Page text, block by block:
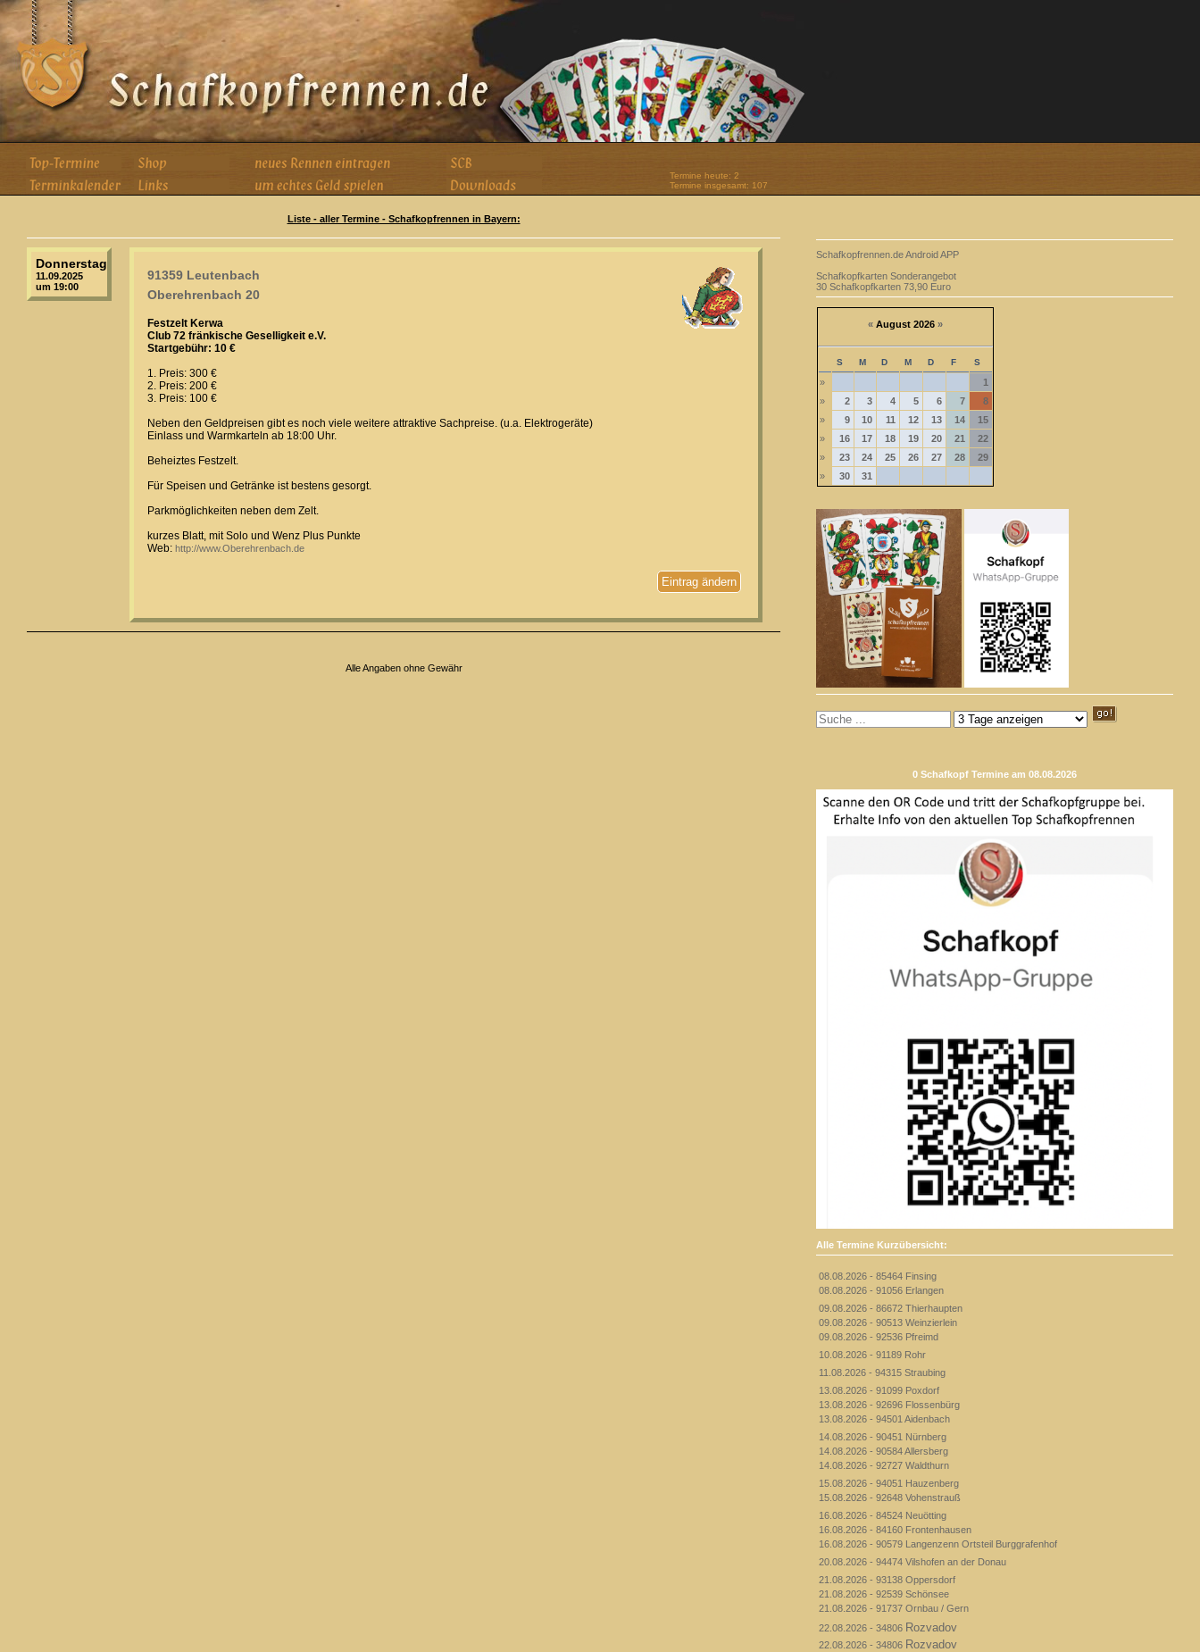
Termine heute: 2
Termine insgesamt: 107
Liste - aller Termine - Schafkopfrennen in Bayern:
Donnerstag
11.09.2025
um 19:00
91359 Leutenbach
Oberehrenbach 20
Festzelt Kerwa
Club 72 fränkische Geselligkeit e.V.
Startgebühr: 10 €
1. Preis: 300 €
2. Preis: 200 €
3. Preis: 100 €
Neben den Geldpreisen gibt es noch viele weitere attraktive Sachpreise. (u.a. Elektrogeräte)
Einlass und Warmkarteln ab 18:00 Uhr.
Beheiztes Festzelt.
Für Speisen und Getränke ist bestens gesorgt.
Parkmöglichkeiten neben dem Zelt.
kurzes Blatt, mit Solo und Wenz Plus Punkte
Web: http://www.Oberehrenbach.de
Eintrag ändern
Alle Angaben ohne Gewähr
Schafkopfrennen.de Android APP
Schafkopfkarten Sonderangebot
30 Schafkopfkarten 73,90 Euro
« August 2026 »
S M D M D F S
»
1
»
2 3 4 5 6 7
8
»
9 10 11 12 13 14
15
»
16 17 18 19 20 21
22
»
23 24 25 26 27 28
29
»
30 31
0 Schafkopf Termine am 08.08.2026
Alle Termine Kurzübersicht:
08.08.2026 - 85464 Finsing
08.08.2026 - 91056 Erlangen
09.08.2026 - 86672 Thierhaupten
09.08.2026 - 90513 Weinzierlein
09.08.2026 - 92536 Pfreimd
10.08.2026 - 91189 Rohr
11.08.2026 - 94315 Straubing
13.08.2026 - 91099 Poxdorf
13.08.2026 - 92696 Flossenbürg
13.08.2026 - 94501 Aidenbach
14.08.2026 - 90451 Nürnberg
14.08.2026 - 90584 Allersberg
14.08.2026 - 92727 Waldthurn
15.08.2026 - 94051 Hauzenberg
15.08.2026 - 92648 Vohenstrauß
16.08.2026 - 84524 Neuötting
16.08.2026 - 84160 Frontenhausen
16.08.2026 - 90579 Langenzenn Ortsteil Burggrafenhof
20.08.2026 - 94474 Vilshofen an der Donau
21.08.2026 - 93138 Oppersdorf
21.08.2026 - 92539 Schönsee
21.08.2026 - 91737 Ornbau / Gern
22.08.2026 - 34806 Rozvadov
22.08.2026 - 34806 Rozvadov